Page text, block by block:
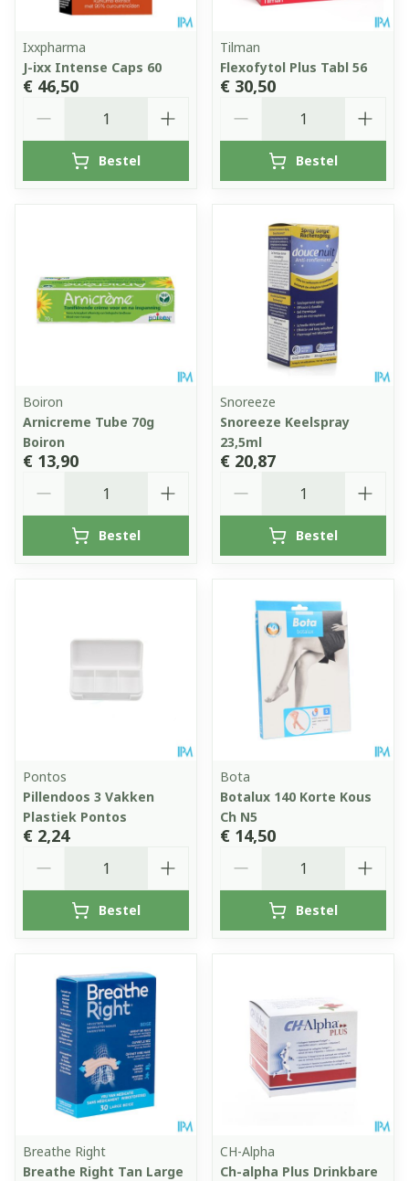
Ixxpharma
J-ixx Intense Caps 60
€ 46,50
Bestel
Tilman
Flexofytol Plus Tabl 56
€ 30,50
Bestel
Boiron
Arnicreme Tube 70g
Boiron
€ 13,90
Bestel
Snoreeze
Snoreeze Keelspray
23,5ml
€ 20,87
Bestel
Pontos
Pillendoos 3 Vakken
Plastiek Pontos
€ 2,24
Bestel
Bota
Botalux 140 Korte Kous
Ch N5
€ 14,50
Bestel
Breathe Right
Breathe Right Tan Large
CH-Alpha
Ch-alpha Plus Drinkbare